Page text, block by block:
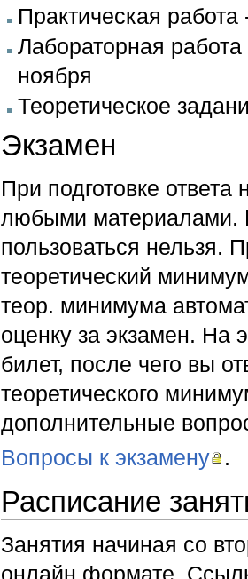
Практическая
Лабораторная
ноября
Теоретическое
Экзамен
При подготовке
любыми материалами.
пользоваться нельзя.
теоретический
теор. минимума
оценку за экзамен. На
билет, после чего вы
теоретического
дополнительные
Вопросы к экзамену
.
Расписание
Занятия начиная со
онлайн формате.